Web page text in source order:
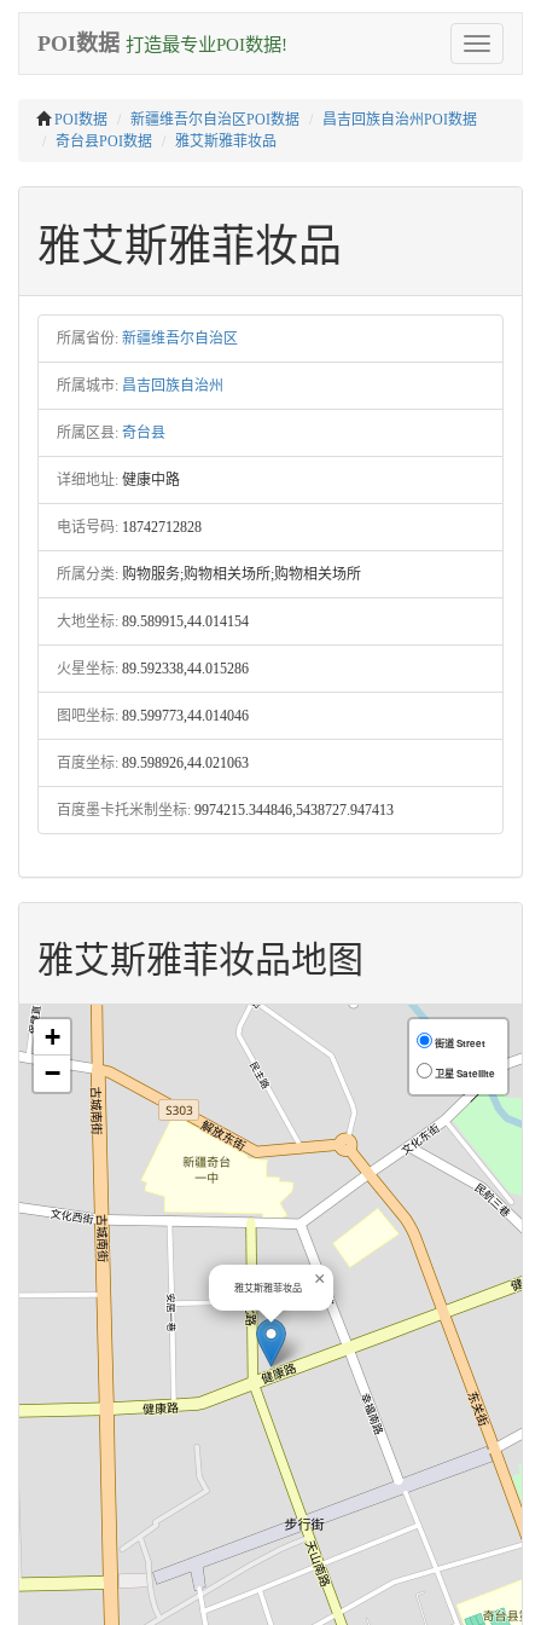
Toggle
navigation
POI数据 打造最专业POI数据!
POI数据 新疆维吾尔自治区POI数据
昌吉回族自治州POI数据
奇台县POI数据
雅艾斯雅菲妆品
雅艾斯雅菲妆品
所属省份: 新疆维吾尔自治区
所属城市: 昌吉回族自治州
所属区县: 奇台县
详细地址: 健康中路
电话号码: 18742712828
所属分类: 购物服务;购物相关场所;购物相关场所
大地坐标: 89.589915,44.014154
火星坐标: 89.592338,44.015286
图吧坐标: 89.599773,44.014046
百度坐标: 89.598926,44.021063
百度墨卡托米制坐标: 9974215.344846,5438727.947413
雅艾斯雅菲妆品地图
雅艾斯雅菲妆品 ×
+
−
街道 Street
卫星 Satellite